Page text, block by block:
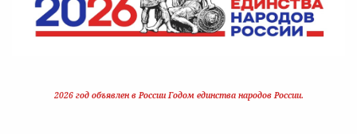
2026 год объявлен в России Годом единства народов России.